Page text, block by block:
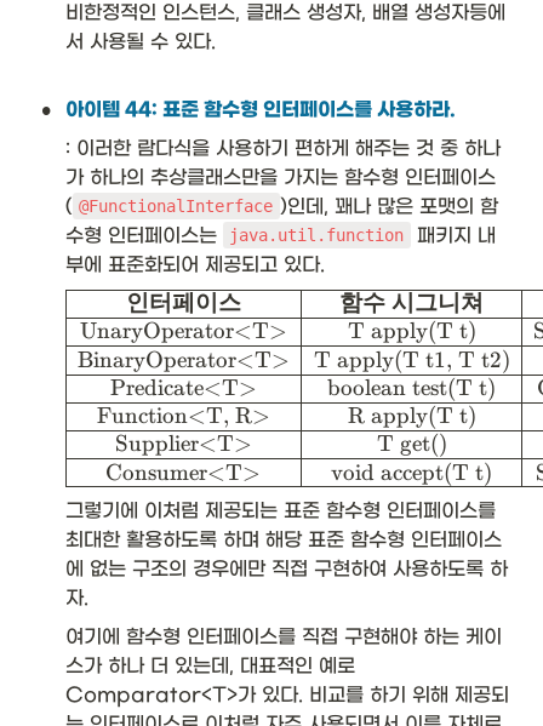
비한정적인 인스턴스, 클래스 생성자, 배열 생성자등에
서 사용될 수 있다.
• 아이템 44: 표준 함수형 인터페이스를 사용하라.
: 이러한 람다식을 사용하기 편하게 해주는 것 중 하나
가 하나의 추상클래스만을 가지는 함수형 인터페이스
( @FunctionalInterface )인데, 꽤나 많은 포맷의 함
수형 인터페이스는
java.util.function
패키지 내
부에 표준화되어 제공되고 있다.
be
gi
n
ay
}
{|
c|
c|
c|
}\
hl
in
e
\t
ex
인터페이스
UnaryOperator<T>
BinaryOperator<T>
Predicate<T>
Function<T, R>
Supplier<T>
Consumer<T>
함수 시그니쳐
T apply(T t)
T apply(T t1, T t2)
boolean test(T t)
R apply(T t)
T get()
void accept(T t)
그렇기에 이처럼 제공되는 표준 함수형 인터페이스를
최대한 활용하도록 하며 해당 표준 함수형 인터페이스
에 없는 구조의 경우에만 직접 구현하여 사용하도록 하
자.
여기에 함수형 인터페이스를 직접 구현해야 하는 케이
스가 하나 더 있는데, 대표적인 예로
Comparator<T>가 있다. 비교를 하기 위해 제공되